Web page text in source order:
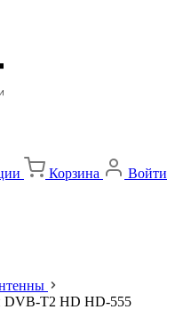
Корзина Войти
DVB-T2 HD HD-555